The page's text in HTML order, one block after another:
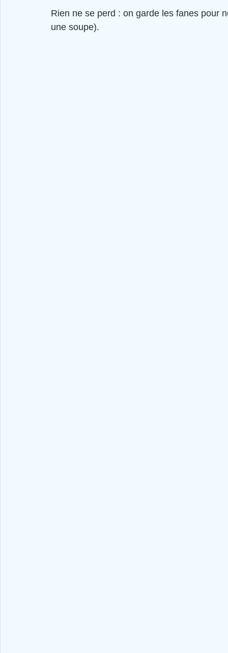
Rien ne se perd : on garde les fanes pour
une soupe).